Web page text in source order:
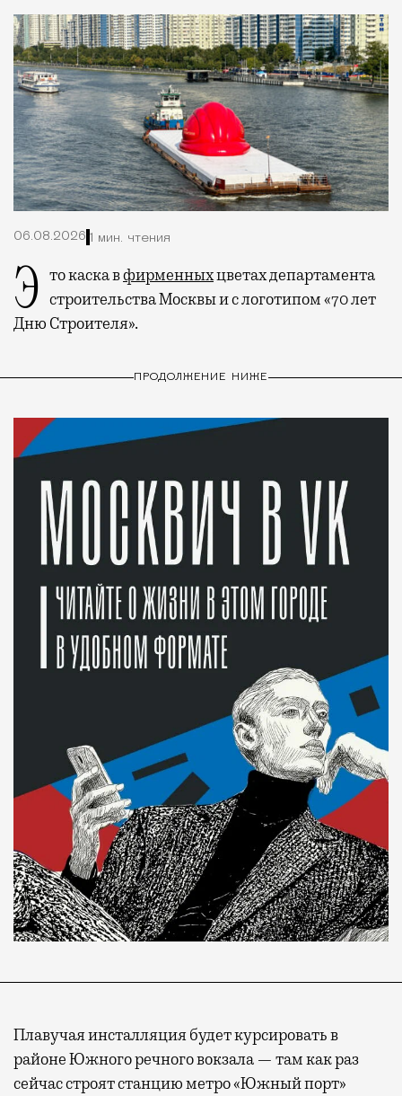
06.08.2026 1 мин. чтения
Это каска вфирменныхцветах департамента
строительства Москвы и с логотипом «70 лет
Дню Строителя».
ПРОДОЛЖЕНИЕ НИЖЕ
Плавучая инсталляция будет курсировать в
районе Южного речного вокзала — там как раз
сейчас строят станцию метро «Южный порт»